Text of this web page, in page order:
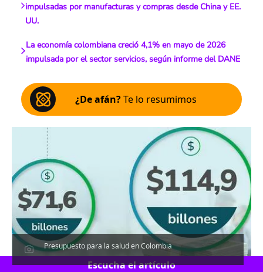
impulsadas por manufacturas y compras desde China y EE.
UU.
La economía colombiana creció 4,1% en mayo de 2026
impulsada por el sector servicios, según informe del DANE
¿De afán?Te lo resumimos
Presupuesto para la salud en Colombia
Escucha el artículo